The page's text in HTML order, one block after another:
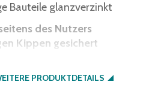
Bauteile glanzverzinkt
des Nutzers
Kippen gesichert
PRODUKTDETAILS